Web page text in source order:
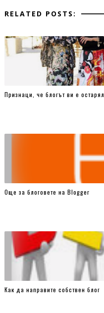
RELATED POSTS:
Признаци, че блогът ви е остарял
Още за блоговете на Blogger
Как да направите собствен блог